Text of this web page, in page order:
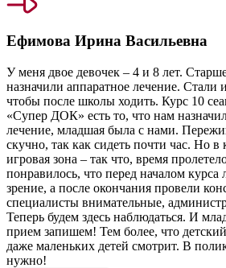
Ефимова Ирина Васильевна
У меня двое девочек – 4 и 8 лет.
назначили аппаратное лечение. Стали
чтобы после школы ходить. Курс 10
«Супер ДОК» есть то, что нам
лечение, младшая была с нами.
скучно, так как сидеть почти час. Но в
игровая зона – так что, время
понравилось, что перед началом курса
зрение, а после окончания провели
специалисты внимательные,
Теперь будем здесь наблюдаться. И
прием запишем! Тем более, что
даже маленьких детей смотрит. В
нужно!